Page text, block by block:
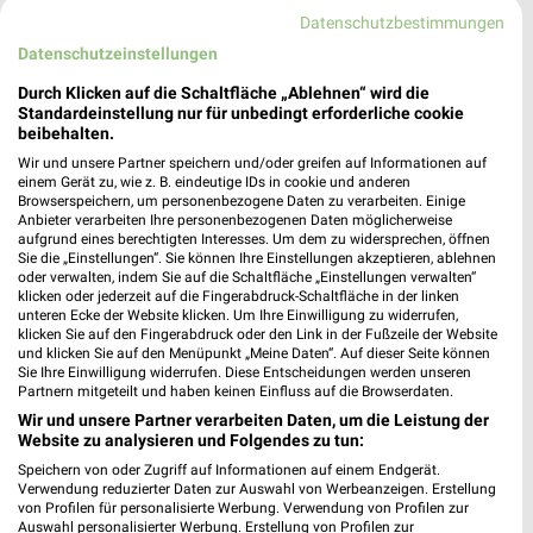
Gültig bis Mo. 31.08. Noch heute gültig
XXXLutz
9,3 km
Büro Spezial
9,3 km
Gartenmöbel-Abverkauf
Datenschutzbestimmungen
Datenschutzeinstellungen
Durch Klicken auf die Schaltfläche „Ablehnen“ wird die
Standardeinstellung nur für unbedingt erforderliche cookie
beibehalten.
Wir und unsere Partner speichern und/oder greifen auf Informationen auf
einem Gerät zu, wie z. B. eindeutige IDs in cookie und anderen
Browserspeichern, um personenbezogene Daten zu verarbeiten. Einige
Anbieter verarbeiten Ihre personenbezogenen Daten möglicherweise
aufgrund eines berechtigten Interesses. Um dem zu widersprechen, öffnen
Sie die „Einstellungen“. Sie können Ihre Einstellungen akzeptieren, ablehnen
oder verwalten, indem Sie auf die Schaltfläche „Einstellungen verwalten“
klicken oder jederzeit auf die Fingerabdruck-Schaltfläche in der linken
unteren Ecke der Website klicken. Um Ihre Einwilligung zu widerrufen,
klicken Sie auf den Fingerabdruck oder den Link in der Fußzeile der Website
und klicken Sie auf den Menüpunkt „Meine Daten“. Auf dieser Seite können
Sie Ihre Einwilligung widerrufen. Diese Entscheidungen werden unseren
Partnern mitgeteilt und haben keinen Einfluss auf die Browserdaten.
Wir und unsere Partner verarbeiten Daten, um die Leistung der
Website zu analysieren und Folgendes zu tun:
Speichern von oder Zugriff auf Informationen auf einem Endgerät.
Verwendung reduzierter Daten zur Auswahl von Werbeanzeigen. Erstellung
von Profilen für personalisierte Werbung. Verwendung von Profilen zur
Auswahl personalisierter Werbung. Erstellung von Profilen zur